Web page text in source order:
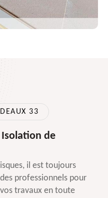
33
de
il est toujours
professionnels pour
travaux en toute